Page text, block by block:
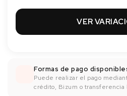
VER
Formas de pago
Puede realizar el pago
crédito, Bizum o transferencia